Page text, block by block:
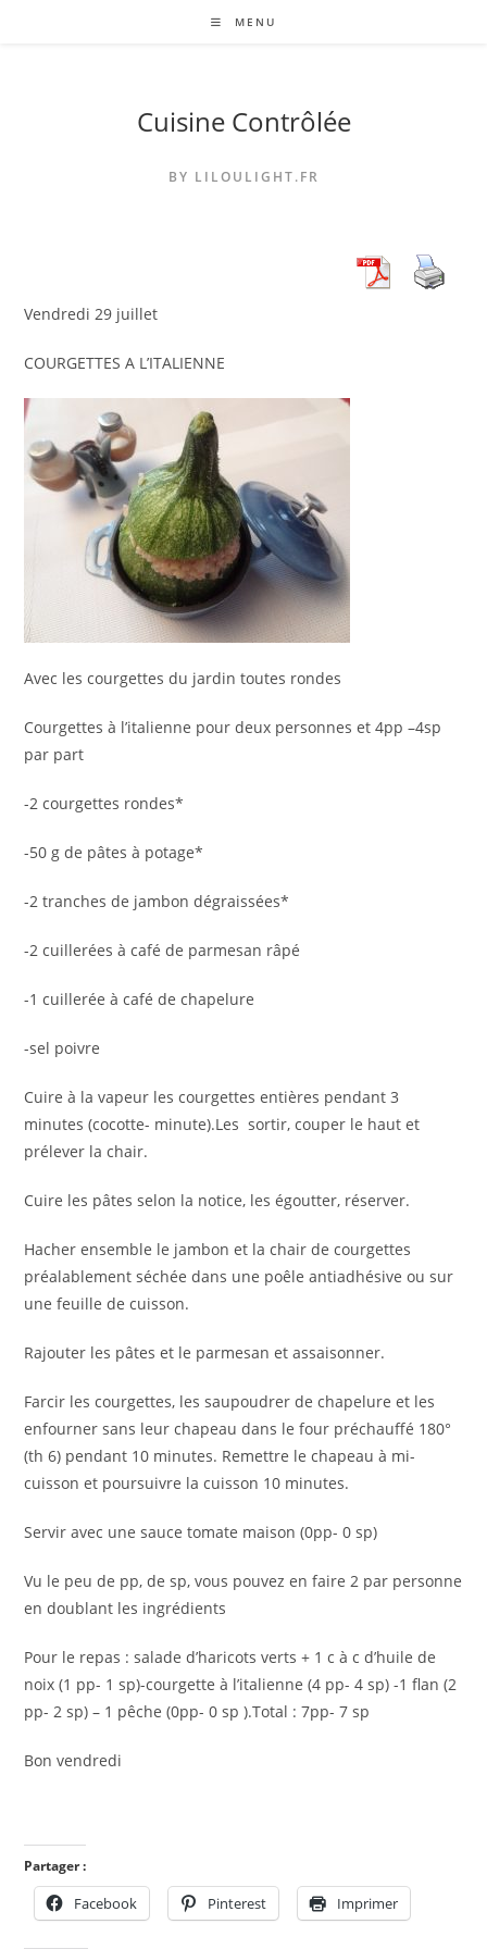
MENU
Cuisine Contrôlée
BY LILOULIGHT.FR
Vendredi 29 juillet
COURGETTES A L’ITALIENNE
Avec les courgettes du jardin toutes rondes
Courgettes à l’italienne pour deux personnes et 4pp –4sp
par part
-2 courgettes rondes*
-50 g de pâtes à potage*
-2 tranches de jambon dégraissées*
-2 cuillerées à café de parmesan râpé
-1 cuillerée à café de chapelure
-sel poivre
Cuire à la vapeur les courgettes entières pendant 3
minutes (cocotte- minute).Les sortir, couper le haut et
prélever la chair.
Cuire les pâtes selon la notice, les égoutter, réserver.
Hacher ensemble le jambon et la chair de courgettes
préalablement séchée dans une poêle antiadhésive ou sur
une feuille de cuisson.
Rajouter les pâtes et le parmesan et assaisonner.
Farcir les courgettes, les saupoudrer de chapelure et les
enfourner sans leur chapeau dans le four préchauffé 180°
(th 6) pendant 10 minutes. Remettre le chapeau à mi-
cuisson et poursuivre la cuisson 10 minutes.
Servir avec une sauce tomate maison (0pp- 0 sp)
Vu le peu de pp, de sp, vous pouvez en faire 2 par personne
en doublant les ingrédients
Pour le repas : salade d’haricots verts + 1 c à c d’huile de
noix (1 pp- 1 sp)-courgette à l’italienne (4 pp- 4 sp) -1 flan (2
pp- 2 sp) – 1 pêche (0pp- 0 sp ).Total : 7pp- 7 sp
Bon vendredi
Partager :
Facebook Pinterest Imprimer